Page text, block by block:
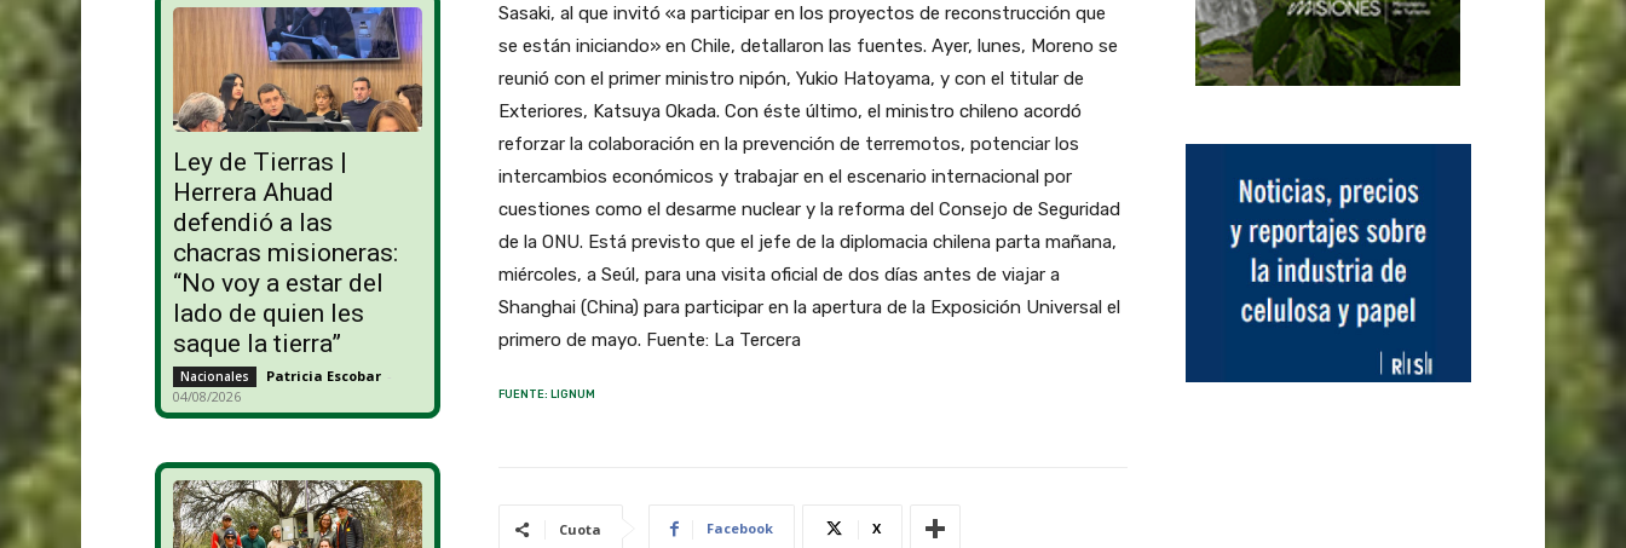
Ley de Tierras |
Herrera Ahuad
defendió a las
chacras misioneras:
“No voy a estar del
lado de quien les
saque la tierra”
Nacionales Patricia Escobar -
04/08/2026
Sasaki, al que invitó «a participar en los proyectos de reconstrucción que
se están iniciando» en Chile, detallaron las fuentes. Ayer, lunes, Moreno se
reunió con el primer ministro nipón, Yukio Hatoyama, y con el titular de
Exteriores, Katsuya Okada. Con éste último, el ministro chileno acordó
reforzar la colaboración en la prevención de terremotos, potenciar los
intercambios económicos y trabajar en el escenario internacional por
cuestiones como el desarme nuclear y la reforma del Consejo de Seguridad
de la ONU. Está previsto que el jefe de la diplomacia chilena parta mañana,
miércoles, a Seúl, para una visita oficial de dos días antes de viajar a
Shanghai (China) para participar en la apertura de la Exposición Universal el
primero de mayo. Fuente: La Tercera
FUENTE: LIGNUM
Cuota Facebook X